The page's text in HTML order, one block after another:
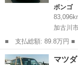
ボンゴ
加古川
■ 支払総額: 89.8万円 ■ 車両本体価格： 748,000 円 ■ メーカー
名： マツダ ■ 車種名
ＷＤ エアコン パワス
兵庫 加古川市
マツ